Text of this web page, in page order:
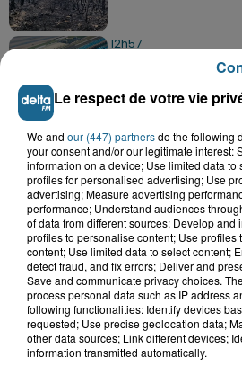
12h57
500 à 600
nucléaire se
11h56
Wimille : la
agriculteurs
8h14
Boulogne-sur-
des contrôles de
Le respect de votre vie
We and our (447) partnersdo the following
your consent and/or our legitimate interest:
information on a device; Use limited data to
profiles for personalised advertising; Use
advertising; Measure advertising
performance; Understand audiences
of data from different sources; Develop and
profiles to personalise content; Use profiles
content; Use limited data to select content;
detect fraud, and fix errors; Deliver and
Save and communicate privacy choices.
process personal data such as IP address
following functionalities: Identify devices
requested; Use precise geolocation data;
other data sources; Link different devices;
information transmitted automatically.